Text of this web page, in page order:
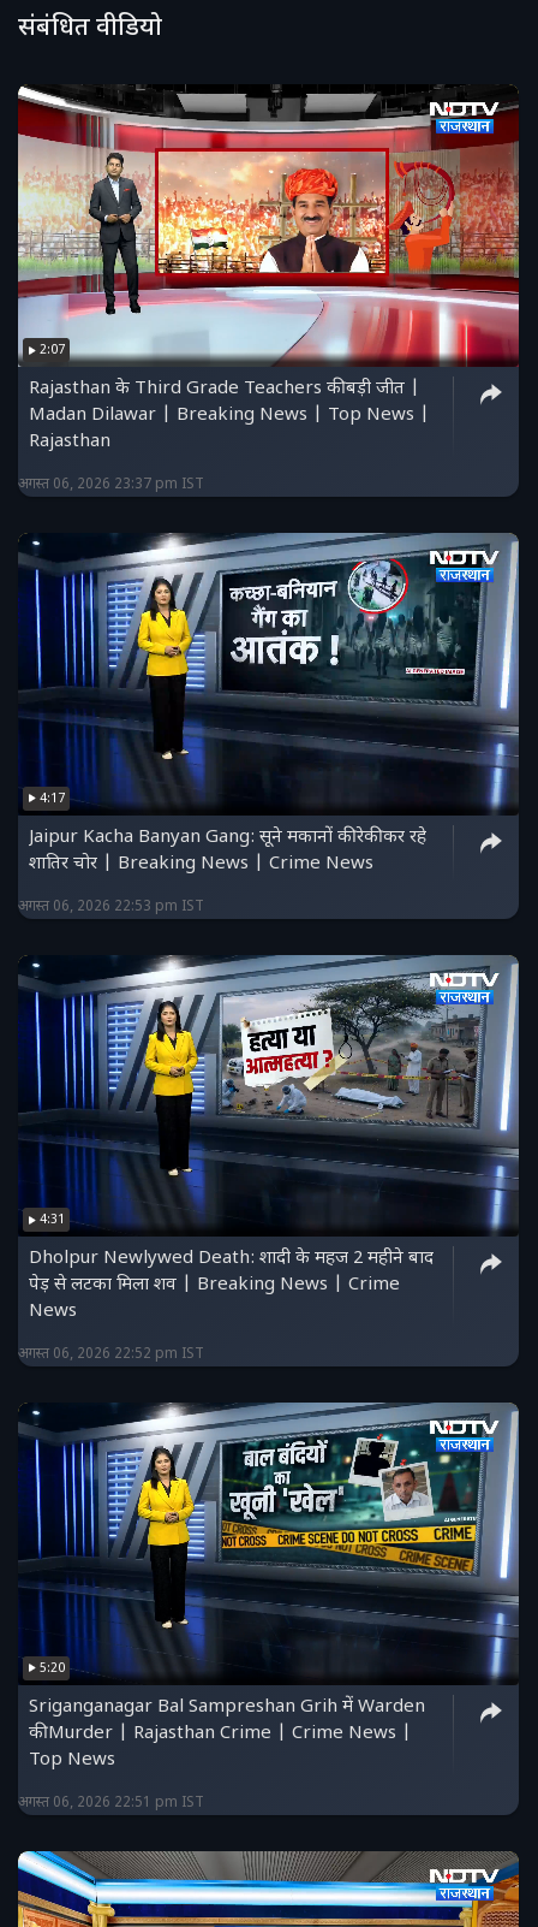
संबंधित वीडियो
2:07
Rajasthan के Third Grade Teachers की बड़ी जीत |
Madan Dilawar | Breaking News | Top News |
Rajasthan
अगस्त 06, 2026 23:37 pm IST
4:17
Jaipur Kacha Banyan Gang: सूने मकानों की रेकी कर रहे
शातिर चोर | Breaking News | Crime News
अगस्त 06, 2026 22:53 pm IST
4:31
Dholpur Newlywed Death: शादी के महज 2 महीने बाद
पेड़ से लटका मिला शव | Breaking News | Crime
News
अगस्त 06, 2026 22:52 pm IST
5:20
Sriganganagar Bal Sampreshan Grih में Warden
की Murder | Rajasthan Crime | Crime News |
Top News
अगस्त 06, 2026 22:51 pm IST